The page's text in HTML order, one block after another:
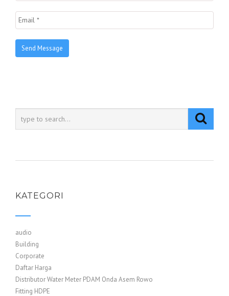
KATEGORI
audio
Building
Corporate
Daftar Harga
Distributor Water Meter PDAM Onda Asem Rowo
Fitting HDPE